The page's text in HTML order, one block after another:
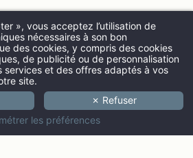
ARRIVÉE
ADULTES
», vous acceptez l’utilisation de
nécessaires à son bon
des cookies, y compris des cookies
de publicité ou de personnalisation
services et des offres adaptés à vos
site.
✗ Refuser
les préférences